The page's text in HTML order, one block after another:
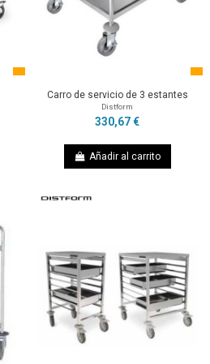
Carro de servicio de 3 estantes
Distform
330,67 €
Añadir al carrito